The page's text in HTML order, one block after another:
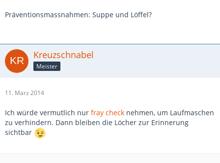
Präventionsmassnahmen: Suppe und Löffel?
Kreuzschnabel
Meister
11. März 2014
Ich würde vermutlich nur fray check nehmen, um Laufmaschen
zu verhindern. Dann bleiben die Löcher zur Erinnerung
sichtbar